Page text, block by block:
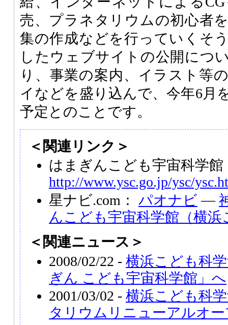
売、プラネタリウムの初心者
集の作成などを行っていくそ
したウェブサイトの公開につ
り、事業の案内、イラスト等
イなどを盛り込んで、今年6月
予定とのことです。
＜関連リンク＞
はまぎんこども宇宙科学館
http://www.ysc.go.jp/ysc/
星ナビ.com： パオナビ ―
んこども宇宙科学館（横浜
＜関連ニュース＞
2008/02/22 - 横浜こども科
ぎん こども宇宙科学館」へ
2001/03/02 - 横浜こども科
タリウムリニューアルオ